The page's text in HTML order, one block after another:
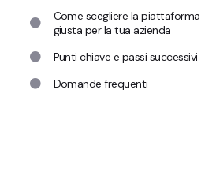
Come scegliere la piattaforma
giusta per la tua azienda
Punti chiave e passi successivi
Domande frequenti